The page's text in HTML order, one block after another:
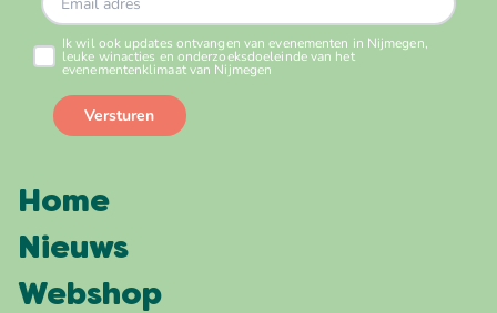
Home
Nieuws
Webshop